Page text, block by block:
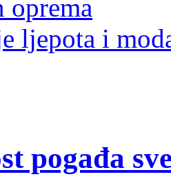
oprema
ljepota i
pogađa